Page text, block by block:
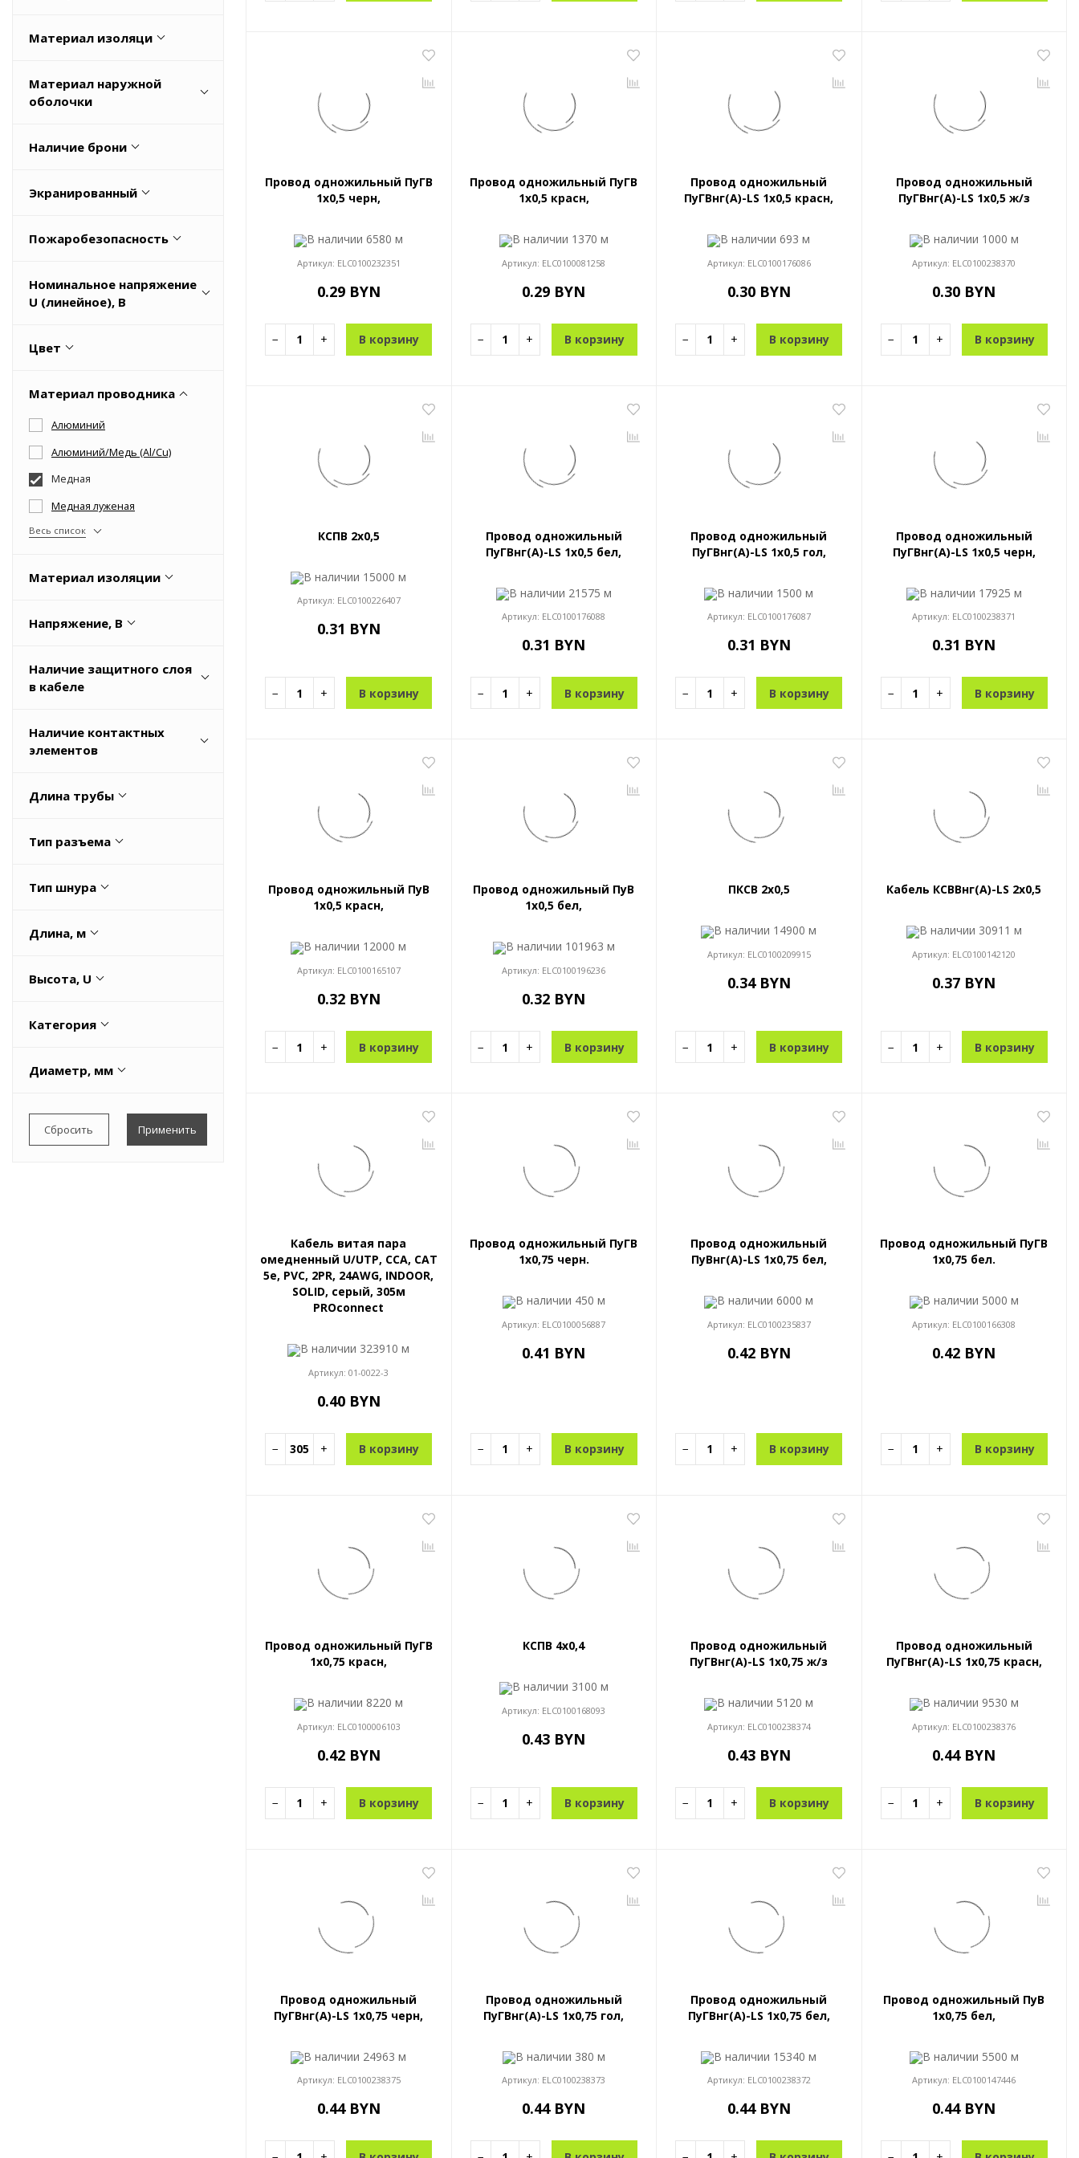
0,14
Материал изоляци
Материал наружной
оболочки
Весь список
Наличие брони
Экранированный
Пожаробезопасность
Low Smoke Zero Halogen (LSZH)
Номинальное напряжение
U (линейное), В
Цвет
Желто-зеленый
Зеленый
Весь список
Материал проводника
Алюминий
Алюминий/Медь (Al/Cu)
Медная
Медная луженая
Весь список
Материал изоляции
TPE
Алюминиевая фольга
Напряжение, В
1200
225
Наличие защитного слоя
в кабеле
Наличие контактных
элементов
Длина трубы
Тип разъема
Тип шнура
Длина, м
Весь список
Высота, U
0,798
Весь список
Категория
Диаметр, мм
0,0047
Провод одножильный ПуГВ
1x0,5 черн,
В наличии6580 м
Артикул: ELC0100232351
0.29 BYN
− + В корзину
Провод одножильный ПуГВ
1x0,5 красн,
В наличии 1370 м
Артикул: ELC0100081258
0.29 BYN
− + В корзину
Провод одножильный
ПуГВнг(A)-LS 1x0,5 красн,
В наличии693 м
Артикул: ELC0100176086
0.30 BYN
− + В корзину
Провод одножильный
ПуГВнг(A)-LS 1x0,5 ж/з
В наличии 1000 м
Артикул: ELC0100238370
0.30 BYN
− + В корзину
КСПВ 2x0,5
В наличии 15000 м
Артикул: ELC0100226407
0.31 BYN
− + В корзину
Провод одножильный
ПуГВнг(A)-LS 1x0,5 бел,
В наличии 21575 м
Артикул: ELC0100176088
0.31 BYN
− + В корзину
Провод одножильный
ПуГВнг(A)-LS 1x0,5 гол,
В наличии 1500 м
Артикул: ELC0100176087
0.31 BYN
− + В корзину
Провод одножильный
ПуГВнг(A)-LS 1x0,5 черн,
В наличии 17925 м
Артикул: ELC0100238371
0.31 BYN
− + В корзину
Провод одножильный ПуВ
1x0,5 красн,
В наличии 12000 м
Артикул: ELC0100165107
0.32 BYN
− + В корзину
Провод одножильный ПуВ
1x0,5 бел,
В наличии 101963 м
Артикул: ELC0100196236
0.32 BYN
− + В корзину
ПКСВ 2x0,5
В наличии 14900 м
Артикул: ELC0100209915
0.34 BYN
− + В корзину
Кабель КСВВнг(A)-LS 2x0,5
В наличии 30911 м
Артикул: ELC0100142120
0.37 BYN
− + В корзину
Кабель витая пара
омедненный U/UTP, CCA, CAT
5e, PVC, 2PR, 24AWG, INDOOR,
SOLID, серый, 305м
PROconnect
В наличии 323910 м
Артикул:01-0022-3
0.40 BYN
− + В корзину
Провод одножильный ПуГВ
1x0,75 черн.
В наличии 450 м
Артикул: ELC0100056887
0.41 BYN
− + В корзину
Провод одножильный
ПуВнг(A)-LS 1x0,75 бел,
В наличии6000 м
Артикул: ELC0100235837
0.42 BYN
− + В корзину
Провод одножильный ПуГВ
1x0,75 бел.
В наличии 5000 м
Артикул: ELC0100166308
0.42 BYN
− + В корзину
Провод одножильный ПуГВ
1x0,75 красн,
В наличии 8220 м
Артикул: ELC0100006103
0.42 BYN
− + В корзину
КСПВ 4x0,4
В наличии 3100 м
Артикул: ELC0100168093
0.43 BYN
− + В корзину
Провод одножильный
ПуГВнг(A)-LS 1x0,75 ж/з
В наличии 5120 м
Артикул: ELC0100238374
0.43 BYN
− + В корзину
Провод одножильный
ПуГВнг(A)-LS 1x0,75 красн,
В наличии 9530 м
Артикул: ELC0100238376
0.44 BYN
− + В корзину
Провод одножильный
ПуГВнг(A)-LS 1x0,75 черн,
В наличии 24963 м
Артикул: ELC0100238375
0.44 BYN
Провод одножильный
ПуГВнг(A)-LS 1x0,75 гол,
В наличии 380 м
Артикул: ELC0100238373
0.44 BYN
Провод одножильный
ПуГВнг(A)-LS 1x0,75 бел,
В наличии 15340 м
Артикул: ELC0100238372
0.44 BYN
Провод одножильный ПуВ
1x0,75 бел,
В наличии 5500 м
Артикул: ELC0100147446
0.44 BYN